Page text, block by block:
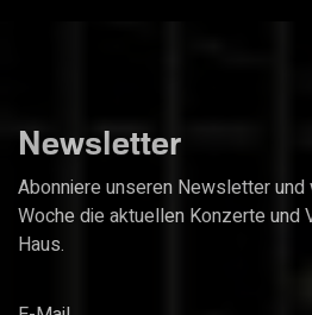
Newsletter
Abonniere unseren Newsletter
Woche die aktuellen Konzerte und
Haus.